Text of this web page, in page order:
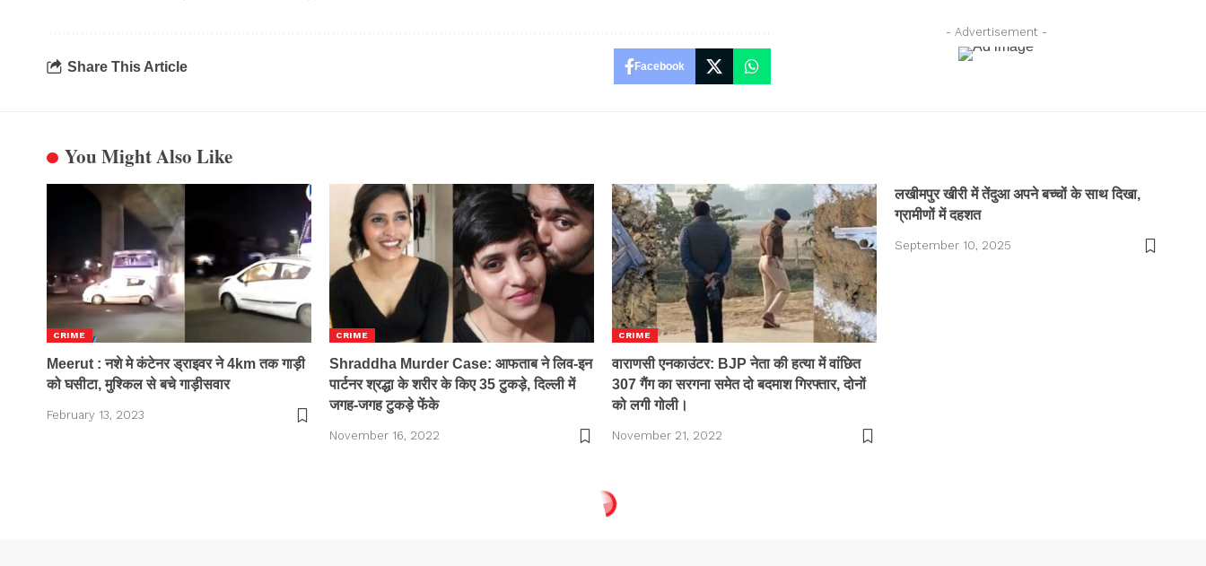
Share This Article Facebook
- Advertisement -
You Might Also Like
CRIME
Meerut : नशे मे कंटेनर ड्राइवर ने 4km तक गाड़ी
को घसीटा, मुश्किल से बचे गाड़ीसवार
February 13, 2023
CRIME
Shraddha Murder Case: आफताब ने लिव-इन
पार्टनर श्रद्धा के शरीर के किए 35 टुकड़े, दिल्ली में
जगह-जगह टुकड़े फेंके
November 16, 2022
CRIME
वाराणसी एनकाउंटर: BJP नेता की हत्या में वांछित
307 गैंग का सरगना समेत दो बदमाश गिरफ्तार, दोनों
को लगी गोली।
November 21, 2022
लखीमपुर खीरी में तेंदुआ अपने बच्चों के साथ दिखा,
ग्रामीणों में दहशत
September 10, 2025